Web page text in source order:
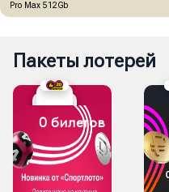
Pro Max 512Gb
Пакеты лотерей
0 билетов